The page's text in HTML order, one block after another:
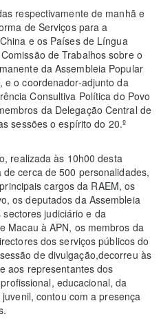
respectivamente de manhã e
de Serviços para a
e os Países de Língua
de Trabalhos sobre o
da Assembleia Popular
e o coordenador-adjunto da
Consultiva Política do Povo
da Delegação Central de
sessões o espírito do 20.º
realizada às 10h00 desta
cerca de 500 personalidades,
cargos da RAEM, os
os deputados da Assembleia
judiciário e da
Macau à APN, os membros da
dos serviços públicos do
de divulgação,decorreu às
aos representantes dos
educacional, da
contou com a presença